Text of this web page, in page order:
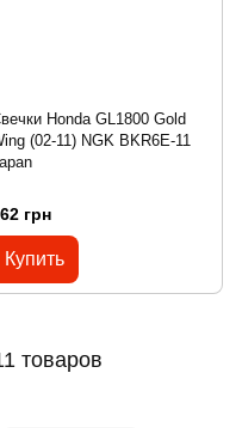
Honda GL1800 Gold
(02-11) NGK BKR6E-11
грн
Купить
товаров